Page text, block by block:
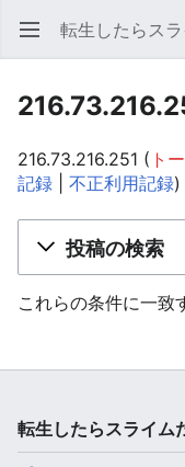
メインメニューを開く 転生したらス
216.73.216.251 ト
記録
不正利用記録
投稿の検索
これらの条件に一致
転生したらスライム